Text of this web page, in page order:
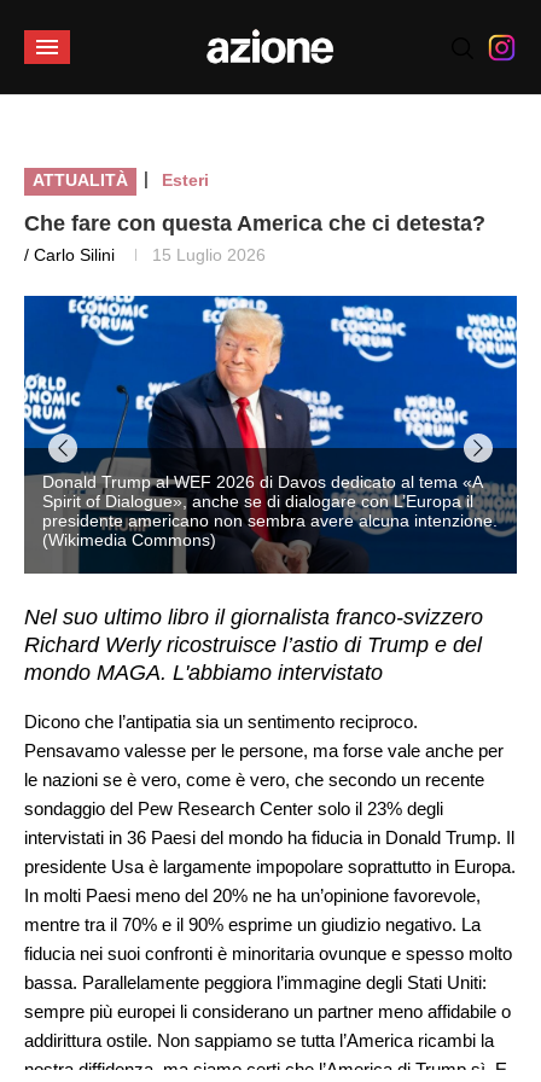
ATTUALITÀ | Esteri
Che fare con questa America che ci detesta?
/ Carlo Silini 15 Luglio 2026
Donald Trump al WEF 2026 di Davos dedicato al tema «A
Spirit of Dialogue», anche se di dialogare con L’Europa il
presidente americano non sembra avere alcuna intenzione.
(Wikimedia Commons)
Nel suo ultimo libro il giornalista franco-svizzero
Richard Werly ricostruisce l’astio di Trump e del
mondo MAGA. L'abbiamo intervistato
Dicono che l’antipatia sia un sentimento reciproco.
Pensavamo valesse per le persone, ma forse vale anche per
le nazioni se è vero, come è vero, che secondo un recente
sondaggio del Pew Research Center solo il 23% degli
intervistati in 36 Paesi del mondo ha fiducia in Donald Trump. Il
presidente Usa è largamente impopolare soprattutto in Europa.
In molti Paesi meno del 20% ne ha un’opinione favorevole,
mentre tra il 70% e il 90% esprime un giudizio negativo. La
fiducia nei suoi confronti è minoritaria ovunque e spesso molto
bassa. Parallelamente peggiora l’immagine degli Stati Uniti:
sempre più europei li considerano un partner meno affidabile o
addirittura ostile. Non sappiamo se tutta l’America ricambi la
nostra diffidenza, ma siamo certi che l’America di Trump sì. E